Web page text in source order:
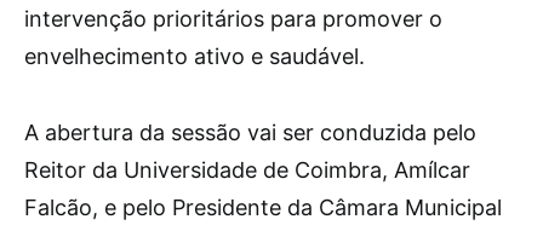
intervenção prioritários para promover o
envelhecimento ativo e saudável.
A abertura da sessão vai ser conduzida pelo
Reitor da Universidade de Coimbra, Amílcar
Falcão, e pelo Presidente da Câmara Municipal